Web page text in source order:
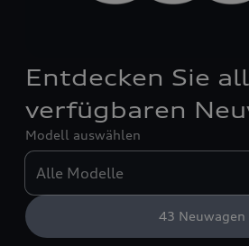
Entdecken Sie
verfügbaren
Modell auswählen
43 Neuwagen